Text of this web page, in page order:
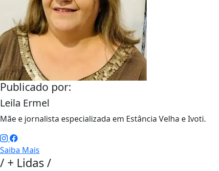
Publicado por:
Leila Ermel
Mãe e jornalista especializada em Estância Velha e Ivoti.
Saiba Mais
/ + Lidas/